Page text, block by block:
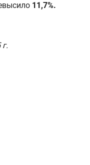
11,7%.